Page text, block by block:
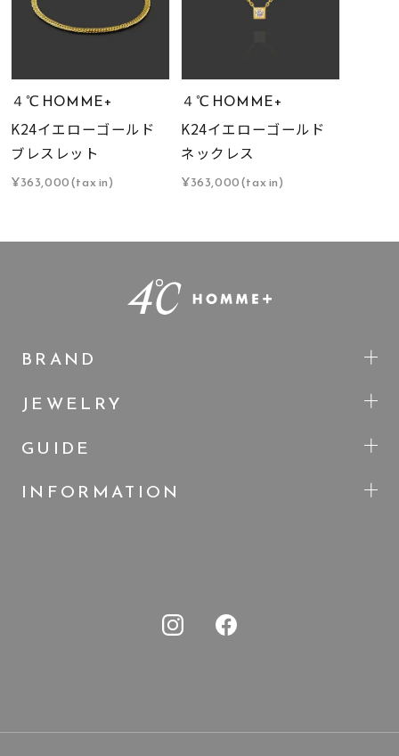
４℃ HOMME+
K24イエローゴールド
ブレスレット
¥363,000(tax in)
４℃ HOMME+
K24イエローゴールド
ネックレス
¥363,000(tax in)
BRAND
JEWELRY
GUIDE
INFORMATION